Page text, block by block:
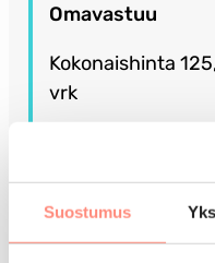
Suostumus
Omavastuu
Kokonaishinta
vrk
Voit lisätä
seuraavassa